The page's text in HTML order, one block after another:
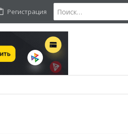
Регистрация